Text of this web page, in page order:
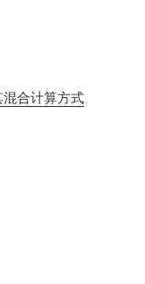
合计算方式